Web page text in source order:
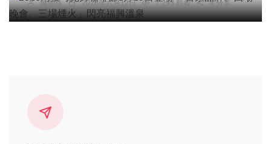
陳朝枝 2026年六月12日 7,293 觀看 4 分享